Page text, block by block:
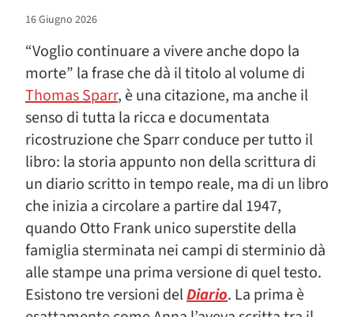
16 Giugno 2026
“Voglio continuare a vivere anche dopo la
morte” la frase che dà il titolo al volume di
Thomas Sparr, è una citazione, ma anche il
senso di tutta la ricca e documentata
ricostruzione che Sparr conduce per tutto il
libro: la storia appunto non della scrittura di
un diario scritto in tempo reale, ma di un libro
che inizia a circolare a partire dal 1947,
quando Otto Frank unico superstite della
famiglia sterminata nei campi di sterminio dà
alle stampe una prima versione di quel testo.
Esistono tre versioni delDiario. La prima è